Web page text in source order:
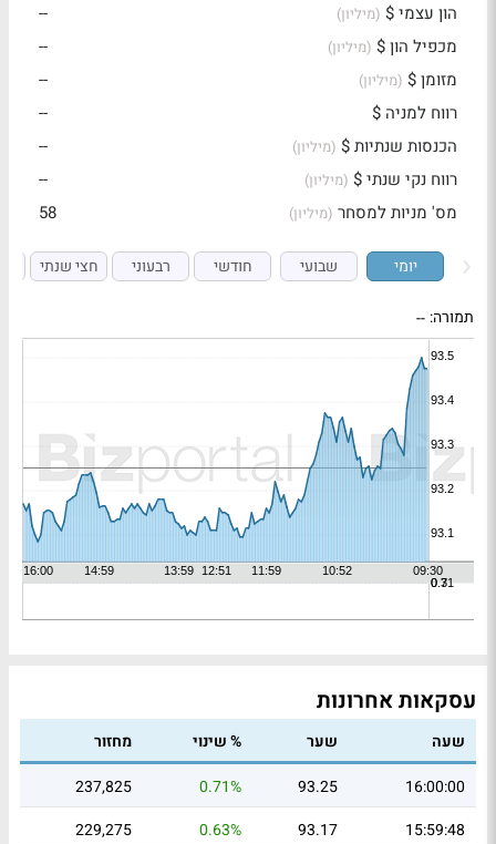
הון עצמי $ (מיליון)
--
מכפיל הון $ (מיליון)
--
מזומן $ (מיליון)
--
רווח למניה $
--
הכנסות שנתיות $ (מיליון)
--
רווח נקי שנתי $ (מיליון)
--
מס' מניות למסחר (מיליון) 58
יומי שבועי חודשי רבעוני חצי שנתי
תמורה: --
עסקאות אחרונות
שעה שער % שינוי
מחזור
16:00:00
93.25
0.71%
237,825
15:59:48
93.17
0.63%
229,275